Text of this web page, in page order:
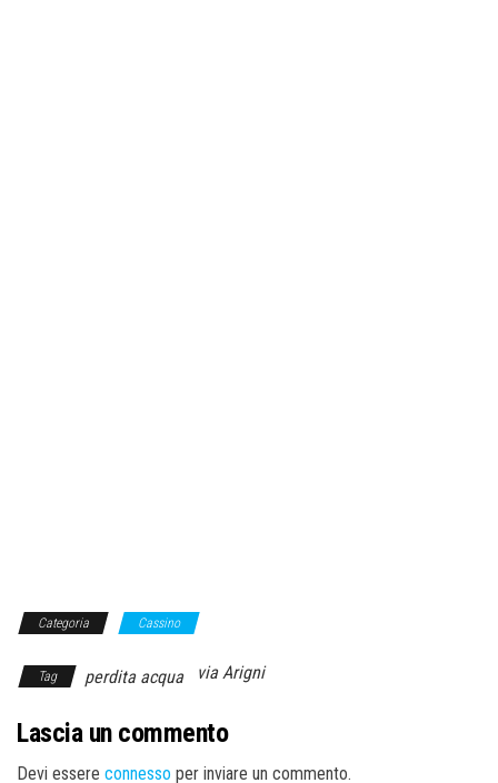
Categoria Cassino
Tag perdita acqua via Arigni
Lascia un commento
Devi essere connesso per inviare un commento.